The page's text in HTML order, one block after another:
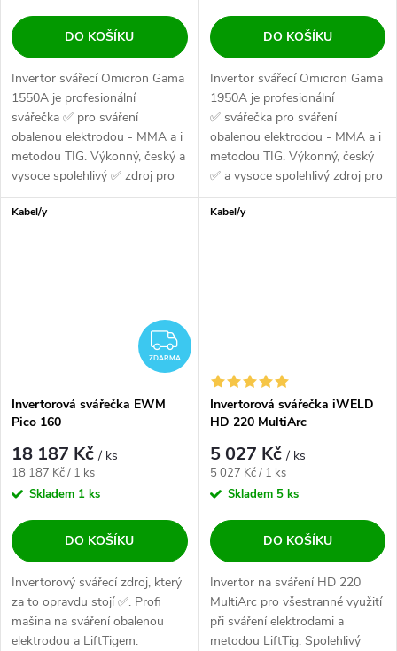
DO KOŠÍKU
Invertor svářecí Omicron Gama
1550A je profesionální
svářečka ✅ pro sváření
obalenou elektrodou - MMA a i
metodou TIG. Výkonný, český a
vysoce spolehlivý ✅ zdroj pro
všechny...
DO KOŠÍKU
Invertor svářecí Omicron Gama
1950A je profesionální
✅ svářečka pro sváření
obalenou elektrodou - MMA a i
metodou TIG. Výkonný, český
✅ a vysoce spolehlivý zdroj pro
všechny...
Kabel/y
ZDARMA
ZDARMA
Invertorová svářečka EWM
Pico 160
18 187 Kč/ ks
Měrná cena:
18 187 Kč / 1 ks
Skladem 1 ks
DO KOŠÍKU
Invertorový svářecí zdroj, který
za to opravdu stojí ✅. Profi
mašina na sváření obalenou
elektrodou a LiftTigem.
Kabel/y
Invertorová svářečka iWELD
HD 220 MultiArc
5 027 Kč/ ks
Měrná cena:
5 027 Kč / 1 ks
Skladem 5 ks
DO KOŠÍKU
Invertor na sváření HD 220
MultiArc pro všestranné využití
při sváření elektrodami a
metodou LiftTig. Spolehlivý